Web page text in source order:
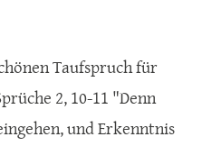
Taufspruch für
2, 10-11 "Denn
und Erkenntnis